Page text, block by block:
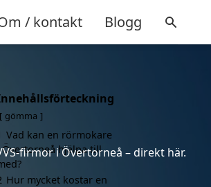
/ kontakt Blogg
firmor i Övertorneå – direkt här.
gömma
Vad kan en rörmokare
hjälpa till
Hur mycket kostar en